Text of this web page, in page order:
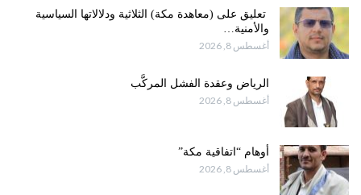
تعليق على (معاهدة مكة) الثلاثية ودلالاتها السياسية
والأمنية…
أغسطس 8, 2026
الرياض وعقدة الفشل المركَّب
أغسطس 8, 2026
أوهام “اتفاقية مكة”
أغسطس 8, 2026